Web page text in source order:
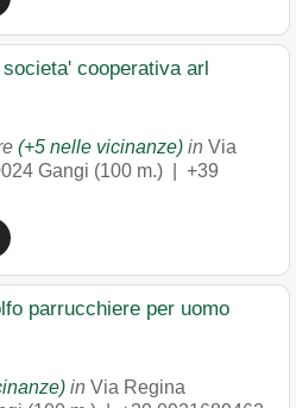
cooperativa arl
(+5 nelle vicinanze) in Via
Gangi (100 m.) | +39
parrucchiere per uomo
in Via Regina